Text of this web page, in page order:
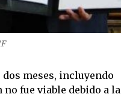
meses, incluyendo
fue viable debido a la